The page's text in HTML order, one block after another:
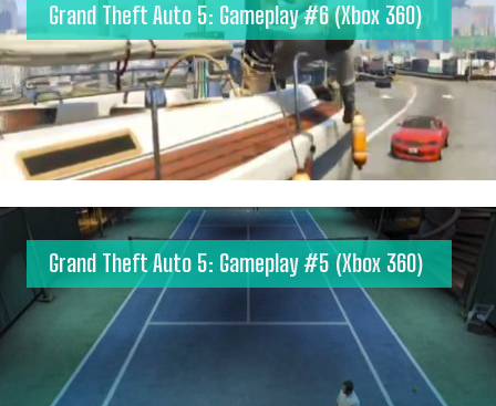
Grand Theft Auto 5: Gameplay #6 (Xbox 360)
Grand Theft Auto 5: Gameplay #5 (Xbox 360)